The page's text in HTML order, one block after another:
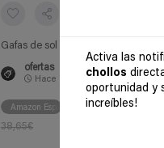
Activa las
chollos
oportunidad y
increíbles!
Gafas de sol Polaroid
ofertas
Hace
Amazon España Polaroid
38,65€